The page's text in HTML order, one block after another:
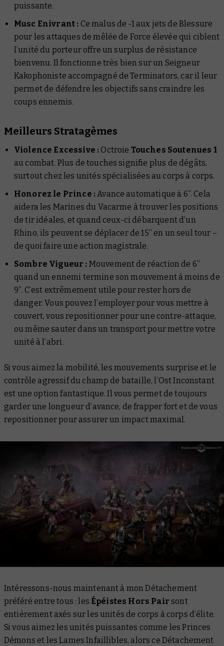
puissante.
Musc Enivrant : Ce malus de -1 aux jets de Blessure
pour les attaques de mêlée de Force élevée qui ciblent
l’unité du porteur offre un surplus de résistance
bienvenu. Il fonctionne très bien sur un Seigneur
Kakophoniste accompagné de Terminators, car il leur
permet de défendre les objectifs sans craindre les
coups ennemis.
Meilleurs Stratagèmes
Violence Excessive : Octroie Touches Soutenues 1
au combat. Plus de touches signifie plus de dégâts,
surtout chez les unités spécialisées au corps à corps.
Honorez le Prince :Avance automatique à 6”. Cela
aidera les Marines du Vacarme à trouver les positions
de tir idéales, et quand ceux-ci débarquent d’un
Rhino, ils peuvent se déplacer de 15” en un seul tour –
de quoi faire une action magistrale.
Sombre Vigueur : Mouvement de réaction de 6”
quand un ennemi termine son mouvement à moins de
9”. C’est extrêmement utile pour rester hors de
danger. Vous pouvez l’employer pour vous mettre à
couvert, vous repositionner pour une contre-attaque,
ou même sauter dans un transport pour mettre votre
unité à l’abri.
Si vous aimez la mobilité, les mouvements surprise et le
contrôle agressif du champ de bataille, l’Ost Inconstant
est une option fantastique. Il vous permet de toujours
garder une longueur d’avance, de frapper fort et de vous
repositionner pour assurer un impact maximal.
Intéressons-nous maintenant à mon Détachement
préféré entre tous : les Épéistes Hors Pair sont
entièrement axés sur les unités de corps à corps d’élite.
Si vous aimez les unités puissantes comme les Princes
Démons et les Lames Infaillibles, alors ce Détachement